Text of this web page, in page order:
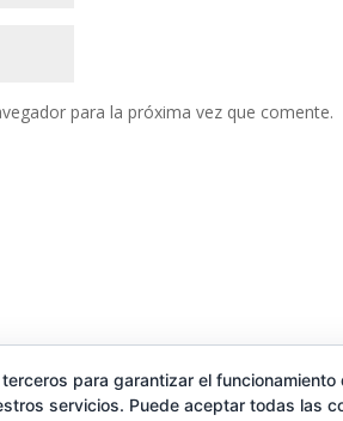
para la próxima vez que comente.
para garantizar el funcionamiento
servicios. Puede aceptar todas las